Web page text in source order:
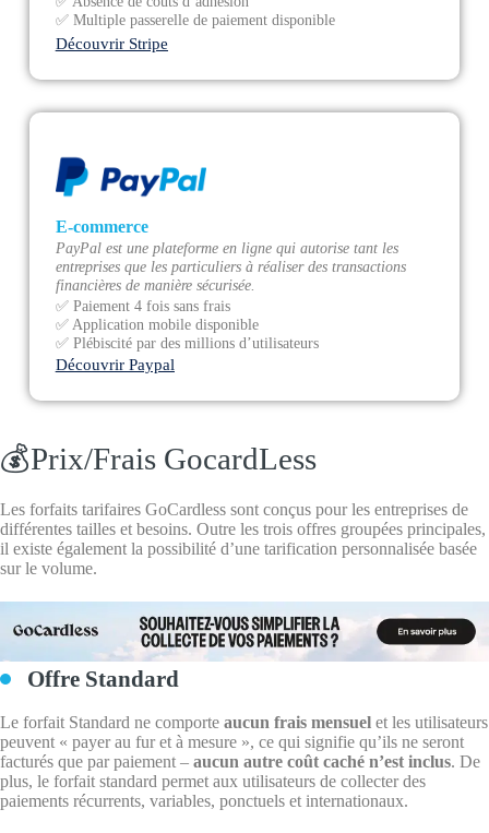
✅ Multiple passerelle de paiement disponible
Découvrir Stripe
E-commerce
PayPal est une plateforme en ligne qui autorise tant les
entreprises que les particuliers à réaliser des transactions
financières de manière sécurisée.
✅ Paiement 4 fois sans frais
✅ Application mobile disponible
✅ Plébiscité par des millions d’utilisateurs
Découvrir Paypal
💰Prix/Frais GocardLess
Les forfaits tarifaires GoCardless sont conçus pour les entreprises de
différentes tailles et besoins. Outre les trois offres groupées principales,
il existe également la possibilité d’une tarification personnalisée basée
sur le volume.
Offre Standard
Le forfait Standard ne comporte aucun frais mensuel et les utilisateurs
peuvent « payer au fur et à mesure », ce qui signifie qu’ils ne seront
facturés que par paiement – aucun autre coût caché n’est inclus. De
plus, le forfait standard permet aux utilisateurs de collecter des
paiements récurrents, variables, ponctuels et internationaux.